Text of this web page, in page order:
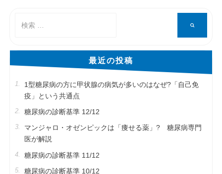
象:
最近の投稿
1型糖尿病の方に甲状腺の病気が多いのはなぜ?「自己免
疫」という共通点
糖尿病の診断基準 12/12
マンジャロ・オゼンピックは「痩せる薬」? 糖尿病専門
医が解説
糖尿病の診断基準 11/12
糖尿病の診断基準 10/12